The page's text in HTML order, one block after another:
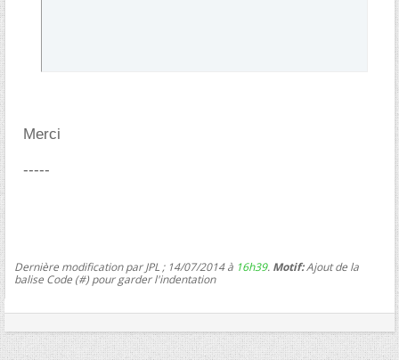
Merci
-----
Dernière modification par JPL ; 14/07/2014 à 16h39. Motif:Ajout de la
balise Code (#) pour garder l'indentation